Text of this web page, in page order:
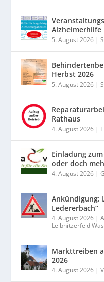
Alzheimerhilfe
5. August 2026 |
Herbst 2026
5. August 2026 |
Rathaus
4. August 2026 |
Einladung
oder doch
4. August 2026 |
Ankündigung:
Ledererbach“
4. August 2026 |
Leibnitzerfeld
Markttreiben
2026
4. August 2026 |